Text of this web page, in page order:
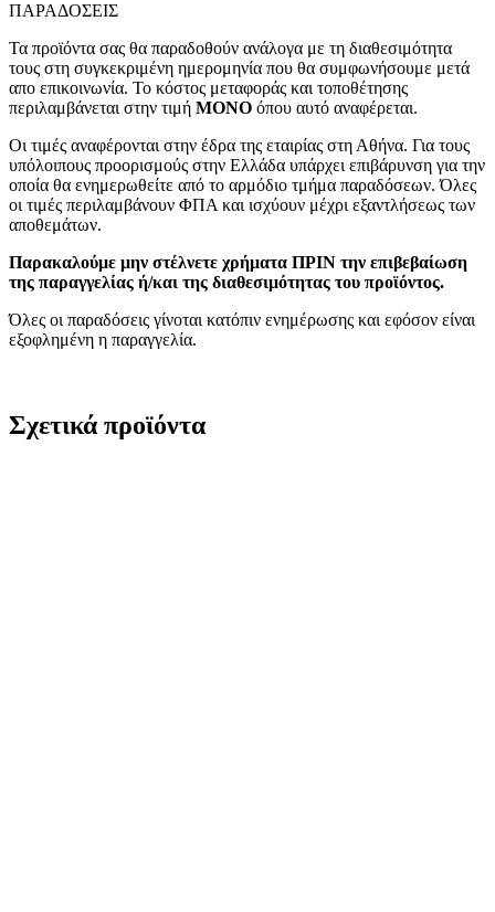
ΠΑΡΑΔΟΣΕΙΣ
Τα προϊόντα σας θα παραδοθούν ανάλογα με τη διαθεσιμότητα
τους στη συγκεκριμένη ημερομηνία που θα συμφωνήσουμε μετά
απο επικοινωνία. Το κόστος μεταφοράς και τοποθέτησης
περιλαμβάνεται στην τιμή MONO όπου αυτό αναφέρεται.
Οι τιμές αναφέρονται στην έδρα της εταιρίας στη Αθήνα. Για τους
υπόλοιπους προορισμούς στην Ελλάδα υπάρχει επιβάρυνση για την
οποία θα ενημερωθείτε από το αρμόδιο τμήμα παραδόσεων. Όλες
οι τιμές περιλαμβάνουν ΦΠΑ και ισχύουν μέχρι εξαντλήσεως των
αποθεμάτων.
Παρακαλούμε μην στέλνετε χρήματα ΠΡΙΝ την επιβεβαίωση
της παραγγελίας ή/και της διαθεσιμότητας του προϊόντος.
Όλες οι παραδόσεις γίνοται κατόπιν ενημέρωσης και εφόσον είναι
εξοφλημένη η παραγγελία.
Σχετικά προϊόντα